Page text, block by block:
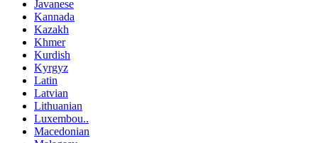
Javanese
Kannada
Kazakh
Khmer
Kurdish
Kyrgyz
Latin
Latvian
Lithuanian
Luxembou..
Macedonian